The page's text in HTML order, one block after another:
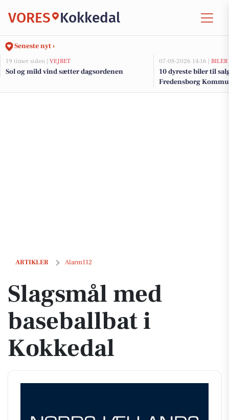
VORES Kokkedal
Seneste nyt ›
19 timer siden | VEJRET
Sol og mild vind sætter dagsordenen
07-08-2026 14:16 | BILER
10 dyreste biler til
Fredensborg
ARTIKLER Alarm112
Slagsmål med baseballbat i Kokkedal
Slagsmål med
baseballbat i
Kokkedal